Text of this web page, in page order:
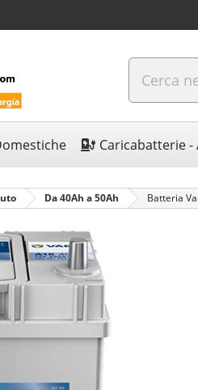
Caricabatterie
Da 40Ah a 50Ah Batteria